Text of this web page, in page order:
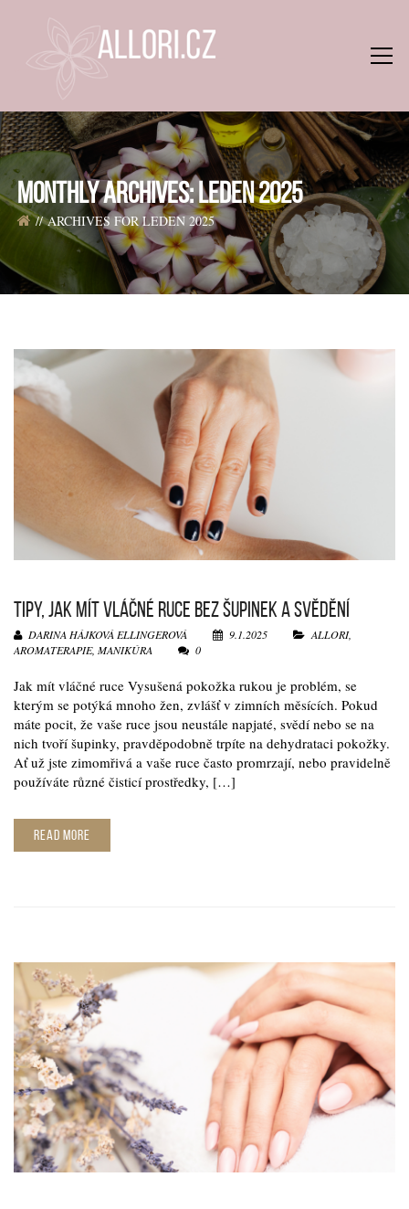
MONTHLY ARCHIVES: LEDEN 2025
ARCHIVES FOR LEDEN 2025
TIPY, JAK MÍT VLÁČNÉ RUCE BEZ ŠUPINEK A SVĚDĚNÍ
DARINA HÁJKOVÁ ELLINGEROVÁ 9.1.2025 ALLORI,
AROMATERAPIE, MANIKÚRA 0
Jak mít vláčné ruce Vysušená pokožka rukou je problém, se
kterým se potýká mnoho žen, zvlášť v zimních měsících. Pokud
máte pocit, že vaše ruce jsou neustále napjaté, svědí nebo se na
nich tvoří šupinky, pravděpodobně trpíte na dehydrataci pokožky.
Ať už jste zimomřivá a vaše ruce často promrzají, nebo pravidelně
používáte různé čisticí prostředky, […]
READ MORE